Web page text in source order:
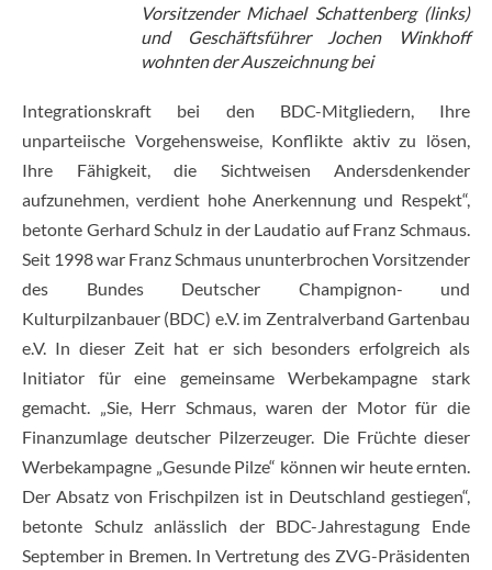
Vorsitzender Michael Schattenberg (links)
und Geschäftsführer Jochen Winkhoff
wohnten der Auszeichnung bei
Integrationskraft bei den BDC-Mitgliedern, Ihre
unparteiische Vorgehensweise, Konflikte aktiv zu lösen,
Ihre Fähigkeit, die Sichtweisen Andersdenkender
aufzunehmen, verdient hohe Anerkennung und Respekt“,
betonte Gerhard Schulz in der Laudatio auf Franz Schmaus.
Seit 1998 war Franz Schmaus ununterbrochen Vorsitzender
des Bundes Deutscher Champignon- und
Kulturpilzanbauer (BDC) e.V. im Zentralverband Gartenbau
e.V. In dieser Zeit hat er sich besonders erfolgreich als
Initiator für eine gemeinsame Werbekampagne stark
gemacht. „Sie, Herr Schmaus, waren der Motor für die
Finanzumlage deutscher Pilzerzeuger. Die Früchte dieser
Werbekampagne „Gesunde Pilze“ können wir heute ernten.
Der Absatz von Frischpilzen ist in Deutschland gestiegen“,
betonte Schulz anlässlich der BDC-Jahrestagung Ende
September in Bremen. In Vertretung des ZVG-Präsidenten